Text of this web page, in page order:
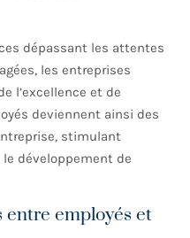
dépassant les attentes
les entreprises
l’excellence et de
deviennent ainsi des
stimulant
développement de
employés et